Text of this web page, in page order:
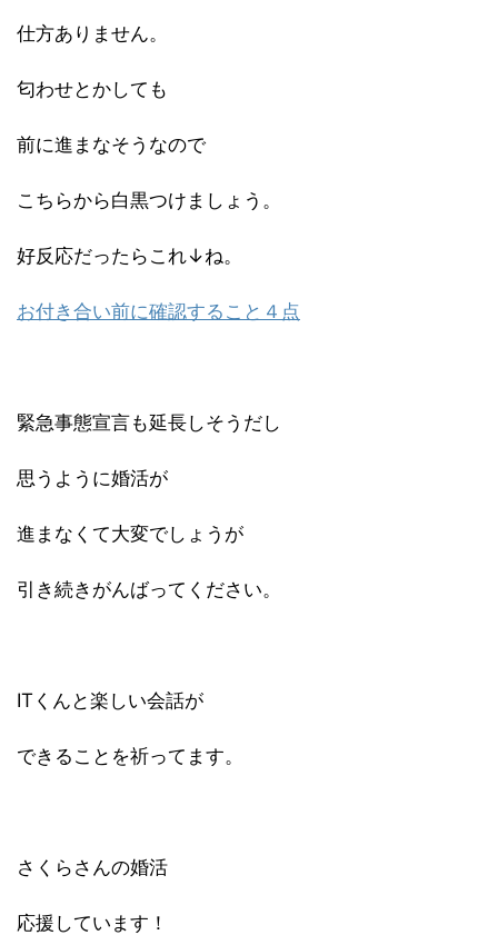
仕方ありません。
匂わせとかしても
前に進まなそうなので
こちらから白黒つけましょう。
好反応だったらこれ↓ね。
お付き合い前に確認すること４点
緊急事態宣言も延長しそうだし
思うように婚活が
進まなくて大変でしょうが
引き続きがんばってください。
ITくんと楽しい会話が
できることを祈ってます。
さくらさんの婚活
応援しています！